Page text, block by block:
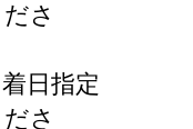
さ
日指定
さ